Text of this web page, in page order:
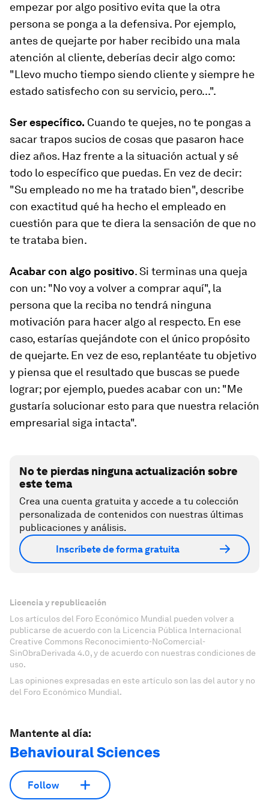
empezar por algo positivo evita que la otra
persona se ponga a la defensiva. Por ejemplo,
antes de quejarte por haber recibido una mala
atención al cliente, deberías decir algo como:
"Llevo mucho tiempo siendo cliente y siempre he
estado satisfecho con su servicio, pero...".
Ser específico. Cuando te quejes, no te pongas a
sacar trapos sucios de cosas que pasaron hace
diez años. Haz frente a la situación actual y sé
todo lo específico que puedas. En vez de decir:
"Su empleado no me ha tratado bien", describe
con exactitud qué ha hecho el empleado en
cuestión para que te diera la sensación de que no
te trataba bien.
Acabar con algo positivo. Si terminas una queja
con un: "No voy a volver a comprar aquí", la
persona que la reciba no tendrá ninguna
motivación para hacer algo al respecto. En ese
caso, estarías quejándote con el único propósito
de quejarte. En vez de eso, replantéate tu objetivo
y piensa que el resultado que buscas se puede
lograr; por ejemplo, puedes acabar con un: "Me
gustaría solucionar esto para que nuestra relación
empresarial siga intacta".
No te pierdas ninguna actualización sobre
este tema
Crea una cuenta gratuita y accede a tu colección
personalizada de contenidos con nuestras últimas
publicaciones y análisis.
Inscríbete de forma gratuita
Licencia y republicación
Los artículos del Foro Económico Mundial pueden volver a
publicarse de acuerdo con la Licencia Pública Internacional
Creative Commons Reconocimiento-NoComercial-
SinObraDerivada 4.0, y de acuerdo con nuestras condiciones de
uso.
Las opiniones expresadas en este artículo son las del autor y no
del Foro Económico Mundial.
Mantente al día:
Behavioural Sciences
Follow